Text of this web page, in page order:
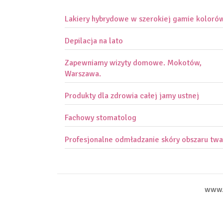
Lakiery hybrydowe w szerokiej gamie
Depilacja na lato
Zapewniamy wizyty domowe. Mokotów,
Warszawa.
Produkty dla zdrowia całej jamy ustnej
Fachowy stomatolog
Profesjonalne odmładzanie skóry obszaru